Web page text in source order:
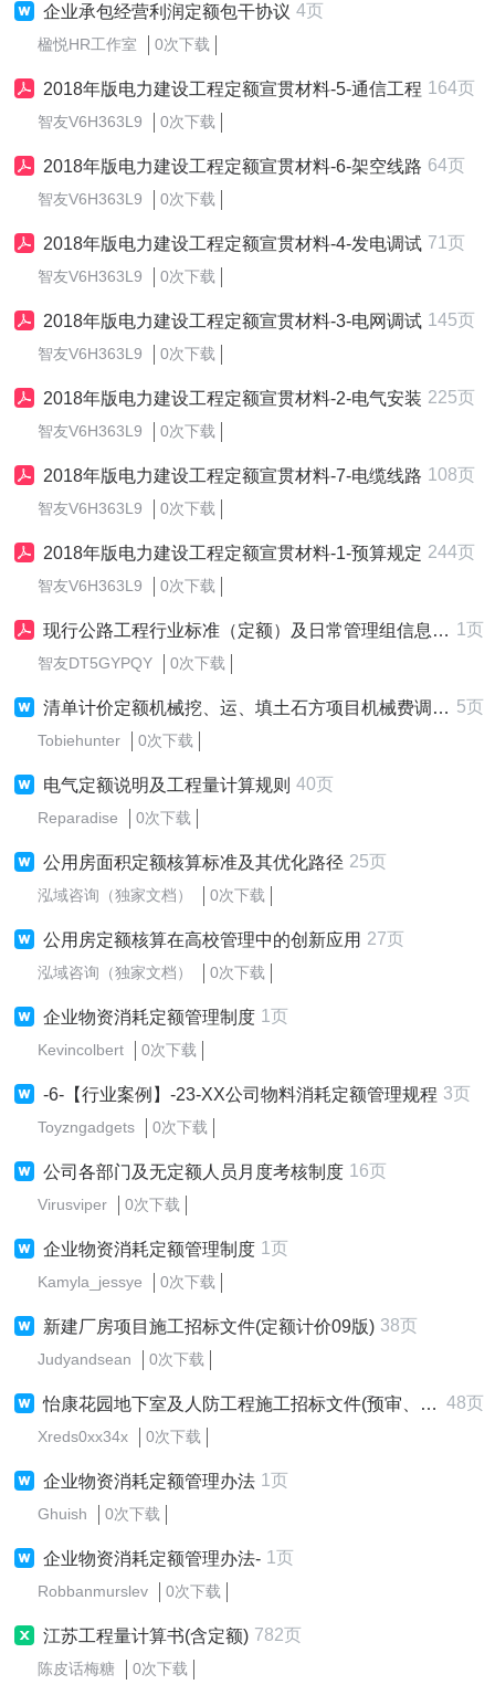
企业承包经营利润定额包干协议 4页
楹悦HR工作室 0次下载
2018年版电力建设工程定额宣贯材料-5-通信工程 164页
智友V6H363L9 0次下载
2018年版电力建设工程定额宣贯材料-6-架空线路 64页
智友V6H363L9 0次下载
2018年版电力建设工程定额宣贯材料-4-发电调试 71页
智友V6H363L9 0次下载
2018年版电力建设工程定额宣贯材料-3-电网调试 145页
智友V6H363L9 0次下载
2018年版电力建设工程定额宣贯材料-2-电气安装 225页
智友V6H363L9 0次下载
2018年版电力建设工程定额宣贯材料-7-电缆线路 108页
智友V6H363L9 0次下载
2018年版电力建设工程定额宣贯材料-1-预算规定 244页
智友V6H363L9 0次下载
现行公路工程行业标准（定额）及日常管理组信息（截至2025年11月） 1页
智友DT5GYPQY 0次下载
清单计价定额机械挖、运、填土石方项目机械费调整-四川省工 5页
Tobiehunter 0次下载
电气定额说明及工程量计算规则 40页
Reparadise 0次下载
公用房面积定额核算标准及其优化路径 25页
泓域咨询（独家文档） 0次下载
公用房定额核算在高校管理中的创新应用 27页
泓域咨询（独家文档） 0次下载
企业物资消耗定额管理制度 1页
Kevincolbert 0次下载
-6-【行业案例】-23-XX公司物料消耗定额管理规程 3页
Toyzngadgets 0次下载
公司各部门及无定额人员月度考核制度 16页
Virusviper 0次下载
企业物资消耗定额管理制度 1页
Kamyla_jessye 0次下载
新建厂房项目施工招标文件(定额计价09版) 38页
Judyandsean 0次下载
怡康花园地下室及人防工程施工招标文件(预审、定额、邀请) 48页
Xreds0xx34x 0次下载
企业物资消耗定额管理办法 1页
Ghuish 0次下载
企业物资消耗定额管理办法- 1页
Robbanmurslev 0次下载
江苏工程量计算书(含定额) 782页
陈皮话梅糖 0次下载